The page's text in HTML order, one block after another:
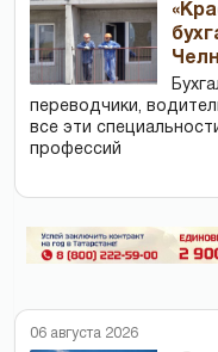
переводчики,
все эти
профессий
06 августа 2026